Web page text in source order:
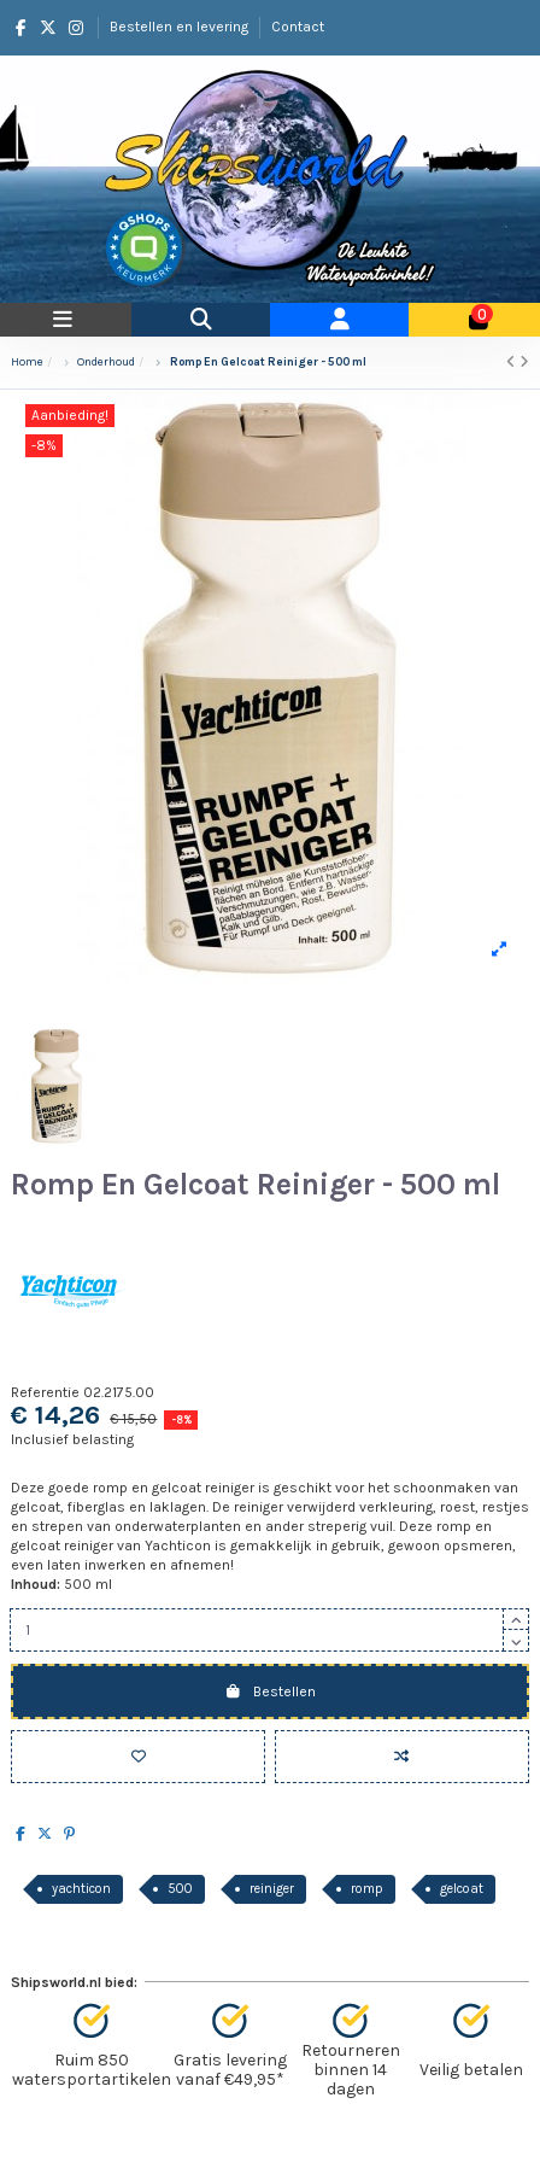
Bestellen en levering Contact
0
Home Onderhoud Romp En Gelcoat Reiniger - 500 ml
Aanbieding!
-8%
Romp En Gelcoat Reiniger - 500 ml
Referentie 02.2175.00
€ 14,26 € 15,50 -8%
Inclusief belasting
Deze goede romp en gelcoat reiniger is geschikt voor het schoonmaken van
gelcoat, fiberglas en laklagen. De reiniger verwijderd verkleuring, roest, restjes
en strepen van onderwaterplanten en ander streperig vuil. Deze romp en
gelcoat reiniger van Yachticon is gemakkelijk in gebruik, gewoon opsmeren,
even laten inwerken en afnemen!
Inhoud: 500 ml
Bestellen
yachticon 500 reiniger romp gelcoat
Shipsworld.nl bied:
Ruim 850
watersportartikelen
Gratis levering
vanaf €49,95*
Retourneren
binnen 14
dagen
Veilig betalen